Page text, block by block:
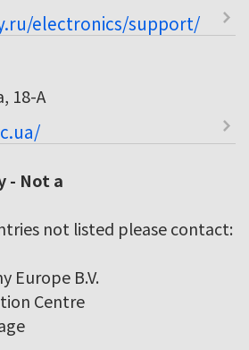
electronics/support/
18-A
- Not a
not listed please contact:
Europe B.V.
Centre